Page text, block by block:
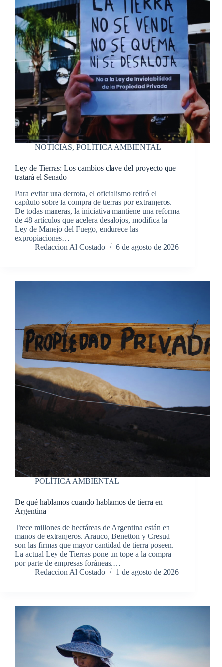
NOTICIAS, POLÍTICA AMBIENTAL
Ley de Tierras: Los cambios clave del proyecto que
tratará el Senado
Para evitar una derrota, el oficialismo retiró el
capítulo sobre la compra de tierras por extranjeros.
De todas maneras, la iniciativa mantiene una reforma
de 48 artículos que acelera desalojos, modifica la
Ley de Manejo del Fuego, endurece las
expropiaciones…
Redaccion Al Costado
6 de agosto de 2026
POLÍTICA AMBIENTAL
De qué hablamos cuando hablamos de tierra en
Argentina
Trece millones de hectáreas de Argentina están en
manos de extranjeros. Arauco, Benetton y Cresud
son las firmas que mayor cantidad de tierra poseen.
La actual Ley de Tierras pone un tope a la compra
por parte de empresas foráneas.…
Redaccion Al Costado
1 de agosto de 2026